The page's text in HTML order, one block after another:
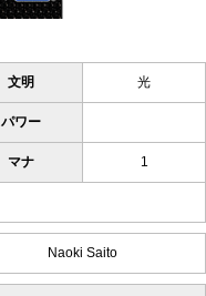
文明 光
パワー
マナ 1
Naoki Saito